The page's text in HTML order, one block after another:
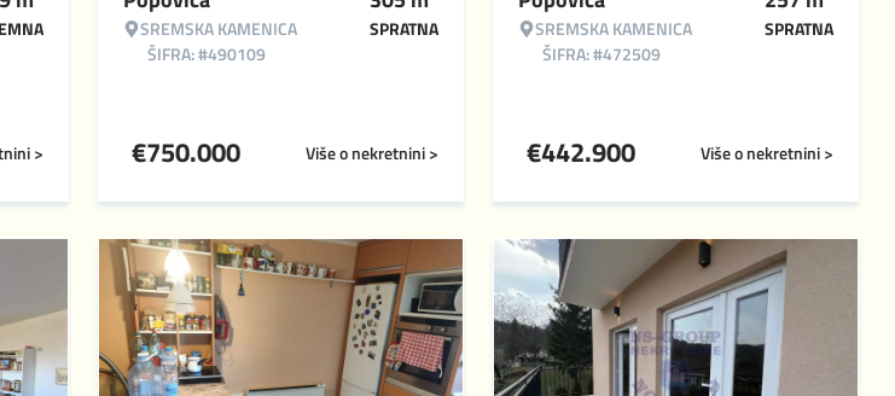
>
SREMSKA KAMENICA
ŠIFRA: #490109
SPRATNA
Više o nekretnini >
€750.000
SREMSKA KAMENICA
ŠIFRA: #472509
SPRATNA
Više o nekretnini >
€442.900